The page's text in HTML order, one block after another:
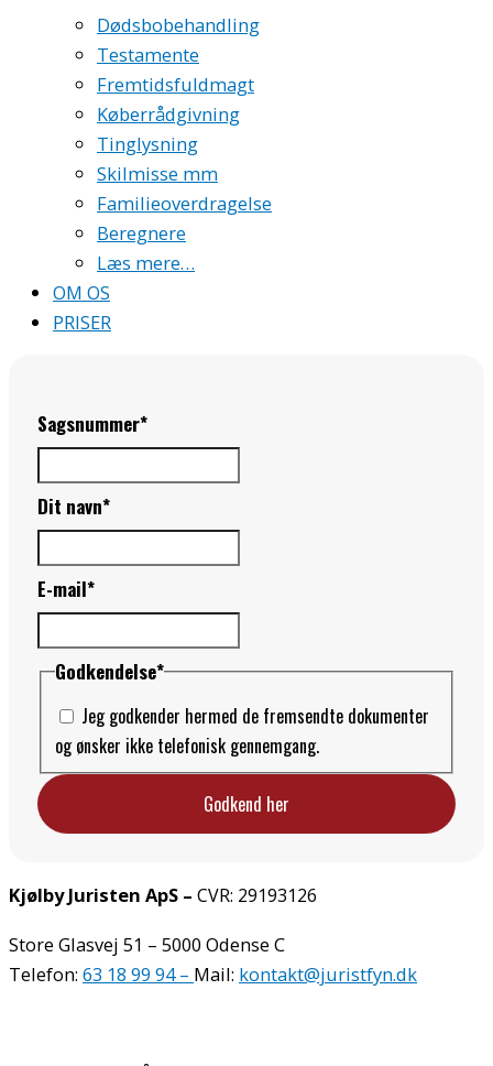
Dødsbobehandling
Testamente
Fremtidsfuldmagt
Køberrådgivning
Tinglysning
Skilmisse mm
Familieoverdragelse
Beregnere
Læs mere…
OM OS
PRISER
Sagsnummer*
Dit navn*
E-mail*
Godkendelse*
Jeg godkender hermed de fremsendte dokumenter
og ønsker ikke telefonisk gennemgang.
Kjølby Juristen ApS – CVR: 29193126
Store Glasvej 51 – 5000 Odense C
Telefon: 63 18 99 94 – Mail: kontakt@juristfyn.dk